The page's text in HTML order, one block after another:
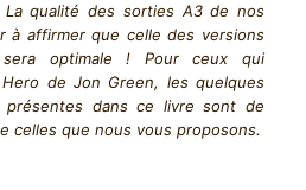
qualité des sorties A3 de nos
à affirmer que celle des versions
optimale ! Pour ceux qui
de Jon Green, les quelques
présentes dans ce livre sont de
celles que nous vous proposons.